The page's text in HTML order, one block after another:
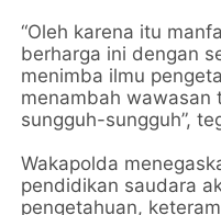
“Oleh karena itu
berharga ini dengan
menimba ilmu
menambah wawasan
sungguh-sungguh”,
Wakapolda
pendidikan saudara
pengetahuan,